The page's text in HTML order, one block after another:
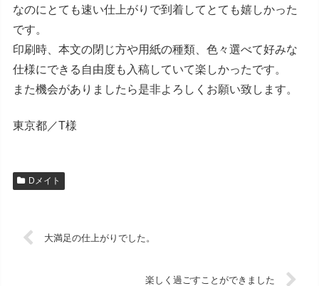
なのにとても速い仕上がりで到着してとても嬉しかった
です。
印刷時、本文の閉じ方や用紙の種類、色々選べて好みな
仕様にできる自由度も入稿していて楽しかったです。
また機会がありましたら是非よろしくお願い致します。
東京都／T様
Dメイト
大満足の仕上がりでした。
楽しく過ごすことができました